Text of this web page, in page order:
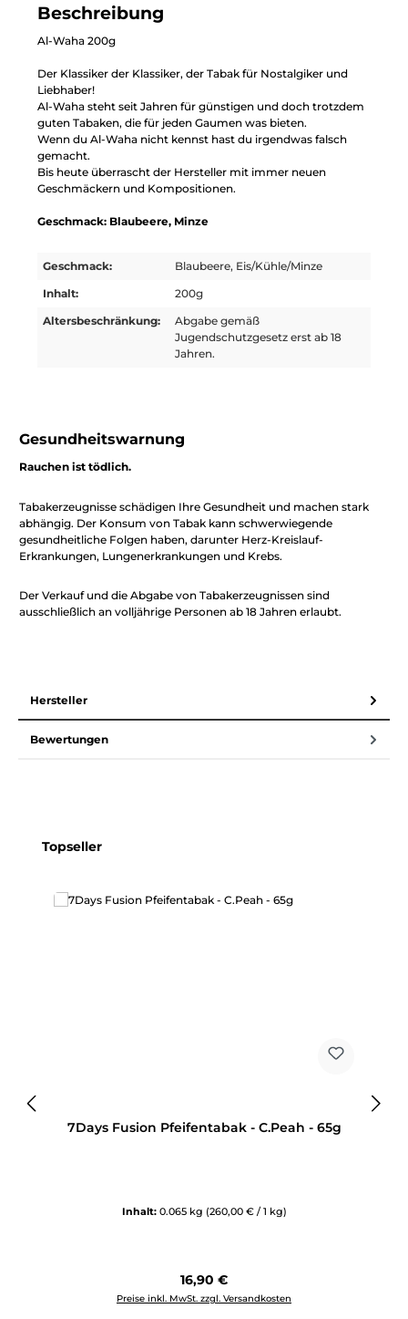
Beschreibung
Al-Waha 200g
Der Klassiker der Klassiker, der Tabak für Nostalgiker und
Liebhaber!
Al-Waha steht seit Jahren für günstigen und doch trotzdem
guten Tabaken, die für jeden Gaumen was bieten.
Wenn du Al-Waha nicht kennst hast du irgendwas falsch
gemacht.
Bis heute überrascht der Hersteller mit immer neuen
Geschmäckern und Kompositionen.
Geschmack: Blaubeere, Minze
Geschmack:
Blaubeere, Eis/Kühle/Minze
Inhalt:
200g
Altersbeschränkung:
Abgabe gemäß
Jugendschutzgesetz erst ab 18
Jahren.
Gesundheitswarnung
Rauchen ist tödlich.
Tabakerzeugnisse schädigen Ihre Gesundheit und machen stark
abhängig. Der Konsum von Tabak kann schwerwiegende
gesundheitliche Folgen haben, darunter Herz-Kreislauf-
Erkrankungen, Lungenerkrankungen und Krebs.
Der Verkauf und die Abgabe von Tabakerzeugnissen sind
ausschließlich an volljährige Personen ab 18 Jahren erlaubt.
Hersteller
Bewertungen
Produktgalerie überspringen
Topseller
7Days Fusion Pfeifentabak - C.Peah - 65g
Inhalt: 0.065 kg (260,00 € / 1 kg)
Regulärer Preis:
16,90 €
Preise inkl. MwSt. zzgl. Versandkosten